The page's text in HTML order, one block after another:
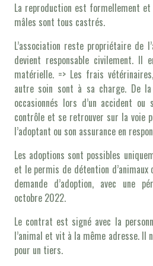
La reproduction est formellement
mâles sont tous castrés.
L’association reste propriétaire de
devient responsable civilement.
matérielle. => Les frais
autre soin sont à sa charge. De
occasionnés lors d’un accident ou
contrôle et se retrouver sur la voie
l’adoptant ou son assurance en
Les adoptions sont possibles
et le permis de détention
demande d’adoption, avec une
octobre 2022.
Le contrat est signé avec la
l’animal et vit à la même adresse. Il
pour un tiers.